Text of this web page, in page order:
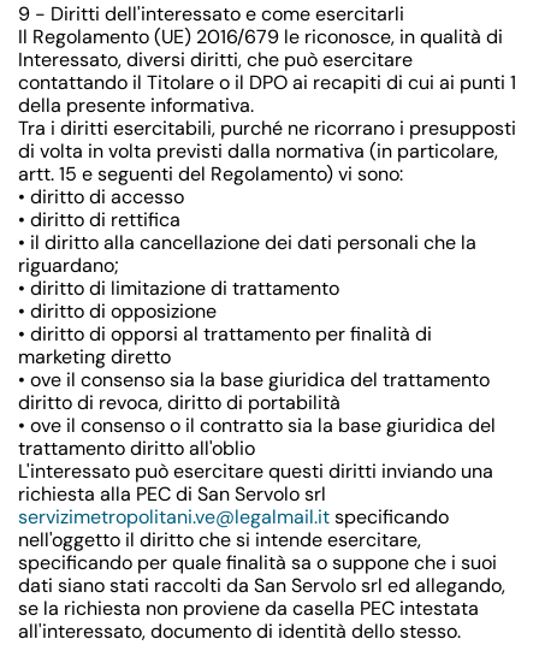
9 - Diritti dell'interessato e come esercitarli
Il Regolamento (UE) 2016/679 le riconosce, in qualità di
Interessato, diversi diritti, che può esercitare
contattando il Titolare o il DPO ai recapiti di cui ai punti 1
della presente informativa.
Tra i diritti esercitabili, purché ne ricorrano i presupposti
di volta in volta previsti dalla normativa (in particolare,
artt. 15 e seguenti del Regolamento) vi sono:
• diritto di accesso
• diritto di rettifica
• il diritto alla cancellazione dei dati personali che la
riguardano;
• diritto di limitazione di trattamento
• diritto di opposizione
• diritto di opporsi al trattamento per finalità di
marketing diretto
• ove il consenso sia la base giuridica del trattamento
diritto di revoca, diritto di portabilità
• ove il consenso o il contratto sia la base giuridica del
trattamento diritto all'oblio
L'interessato può esercitare questi diritti inviando una
richiesta alla PEC di San Servolo srl
servizimetropolitani.ve@legalmail.itspecificando
nell'oggetto il diritto che si intende esercitare,
specificando per quale finalità sa o suppone che i suoi
dati siano stati raccolti da San Servolo srl ed allegando,
se la richiesta non proviene da casella PEC intestata
all'interessato, documento di identità dello stesso.